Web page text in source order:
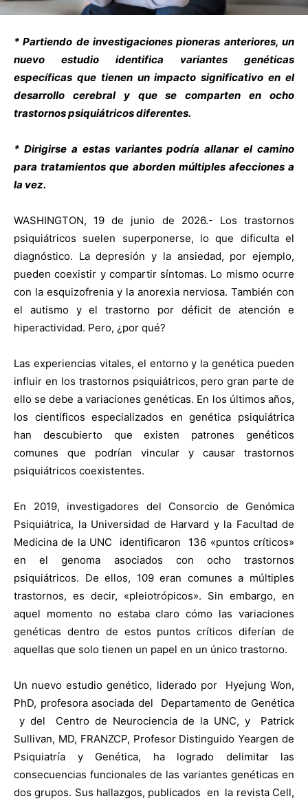
* Partiendo de investigaciones pioneras anteriores, un
nuevo estudio identifica variantes genéticas
específicas que tienen un impacto significativo en el
desarrollo cerebral y que se comparten en ocho
trastornos psiquiátricos diferentes.
* Dirigirse a estas variantes podría allanar el camino
para tratamientos que aborden múltiples afecciones a
la vez.
WASHINGTON, 19 de junio de 2026.- Los trastornos
psiquiátricos suelen superponerse, lo que dificulta el
diagnóstico. La depresión y la ansiedad, por ejemplo,
pueden coexistir y compartir síntomas. Lo mismo ocurre
con la esquizofrenia y la anorexia nerviosa. También con
el autismo y el trastorno por déficit de atención e
hiperactividad. Pero, ¿por qué?
Las experiencias vitales, el entorno y la genética pueden
influir en los trastornos psiquiátricos, pero gran parte de
ello se debe a variaciones genéticas. En los últimos años,
los científicos especializados en genética psiquiátrica
han descubierto que existen patrones genéticos
comunes que podrían vincular y causar trastornos
psiquiátricos coexistentes.
En 2019, investigadores del Consorcio de Genómica
Psiquiátrica, la Universidad de Harvard y la Facultad de
Medicina de la UNC identificaron 136 «puntos críticos»
en el genoma asociados con ocho trastornos
psiquiátricos. De ellos, 109 eran comunes a múltiples
trastornos, es decir, «pleiotrópicos». Sin embargo, en
aquel momento no estaba claro cómo las variaciones
genéticas dentro de estos puntos críticos diferían de
aquellas que solo tienen un papel en un único trastorno.
Un nuevo estudio genético, liderado por Hyejung Won,
PhD, profesora asociada del Departamento de Genética
y del Centro de Neurociencia de la UNC, y Patrick
Sullivan, MD, FRANZCP, Profesor Distinguido Yeargen de
Psiquiatría y Genética, ha logrado delimitar las
consecuencias funcionales de las variantes genéticas en
dos grupos. Sus hallazgos, publicados en la revista Cell,